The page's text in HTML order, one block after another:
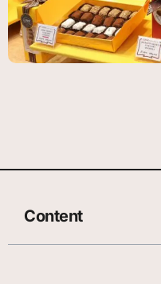
Content